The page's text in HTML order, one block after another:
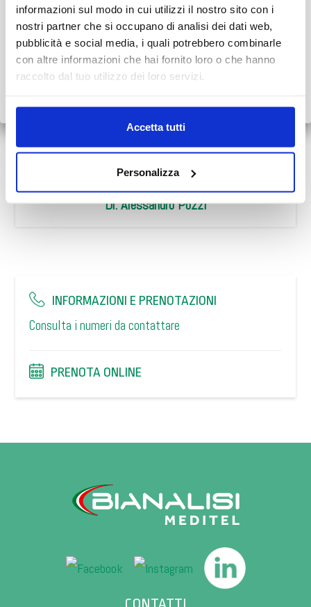
informazioni sul modo in cui utilizzi il nostro sito con i
nostri partner che si occupano di analisi dei dati web,
pubblicità e social media, i quali potrebbero combinarle
con altre informazioni che hai fornito loro o che hanno
raccolto dal tuo utilizzo dei loro servizi.
Accetta tutti
Personalizza
Dr.ssa Veronica Ponti
Dr. Alessandro Pozzi
INFORMAZIONI E PRENOTAZIONI
Consulta i numeri da contattare
PRENOTA ONLINE
CONTATTI
👉 Vi invitiamo a consultare ilcalendario completo con le
variazioni di agosto.
Grazie.